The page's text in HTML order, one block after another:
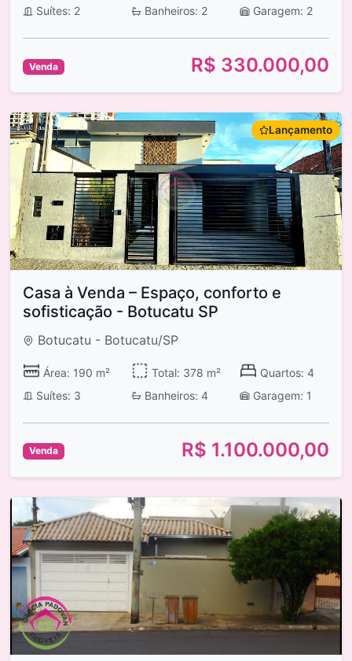
Suítes: 2
Banheiros: 2 Garagem: 2
Venda R$ 330.000,00
Lançamento
Casa à Venda – Espaço, conforto e
sofisticação - Botucatu SP
Botucatu - Botucatu/SP
Área: 190 m² Total: 378 m²
Quartos: 4
Suítes: 3
Banheiros: 4 Garagem: 1
Venda R$ 1.100.000,00